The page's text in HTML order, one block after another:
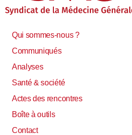
Qui sommes-nous ?
Communiqués
Analyses
Santé & société
Actes des rencontres
Boîte à outils
Contact